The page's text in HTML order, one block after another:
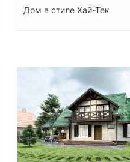
Дом в стиле Хай-Тек